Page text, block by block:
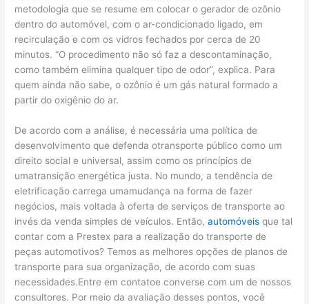
metodologia que se resume em colocar o gerador de ozônio
dentro do automóvel, com o ar-condicionado ligado, em
recirculação e com os vidros fechados por cerca de 20
minutos. “O procedimento não só faz a descontaminação,
como também elimina qualquer tipo de odor”, explica. Para
quem ainda não sabe, o ozônio é um gás natural formado a
partir do oxigênio do ar.
De acordo com a análise, é necessária uma política de
desenvolvimento que defenda otransporte público como um
direito social e universal, assim como os princípios de
umatransição energética justa. No mundo, a tendência de
eletrificação carrega umamudança na forma de fazer
negócios, mais voltada à oferta de serviços de transporte ao
invés da venda simples de veículos. Então,automóveis que tal
contar com a Prestex para a realização do transporte de
peças automotivos? Temos as melhores opções de planos de
transporte para sua organização, de acordo com suas
necessidades.Entre em contatoe converse com um de nossos
consultores. Por meio da avaliação desses pontos, você